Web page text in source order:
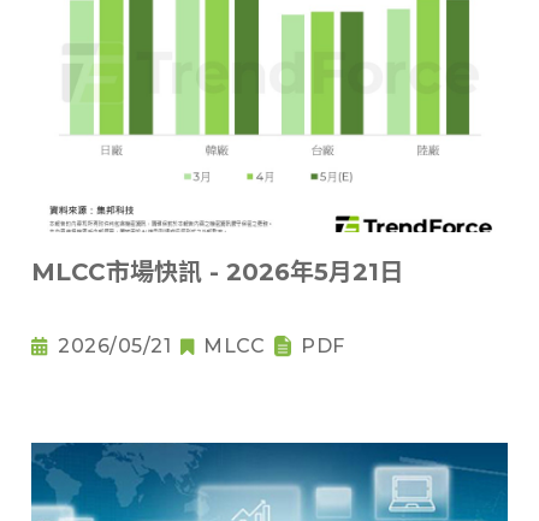
MLCC市場快訊 - 2026年5月21日
2026/05/21 MLCC PDF